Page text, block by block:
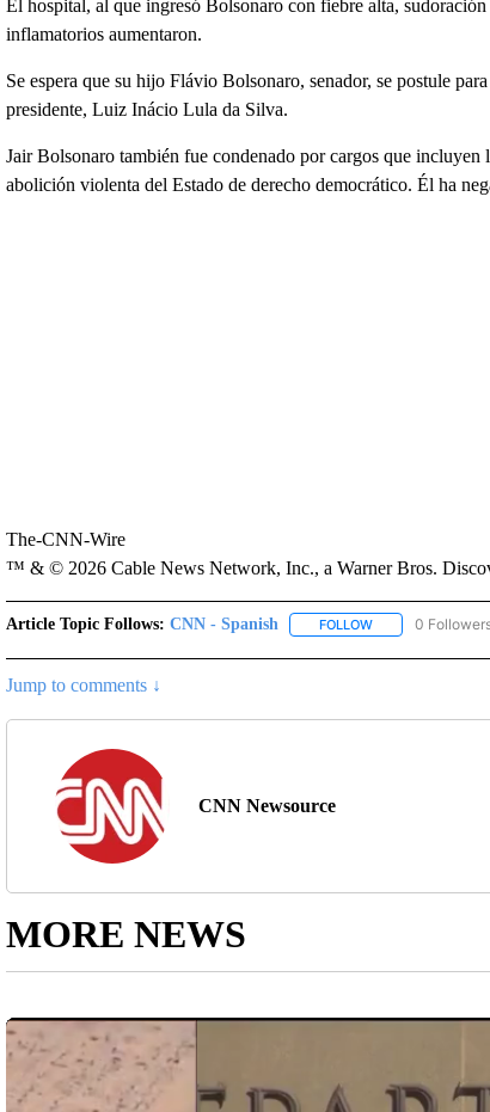
El hospital, al que ingresó Bolsonaro con fiebre alta,
inflamatorios aumentaron.
Se espera que su hijo Flávio Bolsonaro, senador, se postule
presidente, Luiz Inácio Lula da Silva.
Jair Bolsonaro también fue condenado por cargos que
abolición violenta del Estado de derecho democrático. Él ha
The-CNN-Wire
™ & © 2026 Cable News Network, Inc., a Warner Bros.
Article Topic Follows: CNN - Spanish FOLLOWFOLLOW "CNN -
0
Jump to comments ↓
CNN Newsource
MORE NEWS